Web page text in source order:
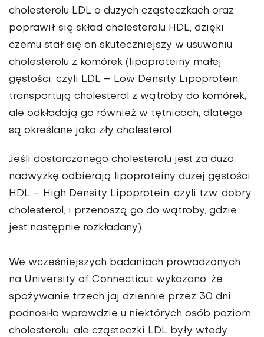
cholesterolu LDL o dużych cząsteczkach oraz
poprawił się skład cholesterolu HDL, dzięki
czemu stał się on skuteczniejszy w usuwaniu
cholesterolu z komórek (lipoproteiny małej
gęstości, czyli LDL – Low Density Lipoprotein,
transportują cholesterol z wątroby do komórek,
ale odkładają go również w tętnicach, dlatego
są określane jako zły cholesterol.
Jeśli dostarczonego cholesterolu jest za dużo,
nadwyżkę odbierają lipoproteiny dużej gęstości
HDL – High Density Lipoprotein, czyli tzw. dobry
cholesterol, i przenoszą go do wątroby, gdzie
jest następnie rozkładany).
We wcześniejszych badaniach prowadzonych
na University of Connecticut wykazano, że
spożywanie trzech jaj dziennie przez 30 dni
podnosiło wprawdzie u niektórych osób poziom
cholesterolu, ale cząsteczki LDL były wtedy